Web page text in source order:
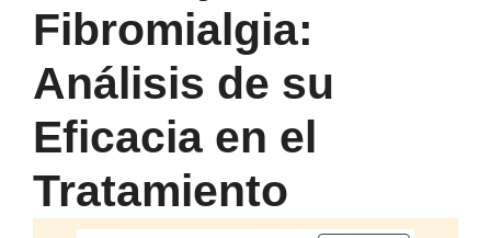
Fibromialgia:
Análisis de su
Eficacia en el
Tratamiento